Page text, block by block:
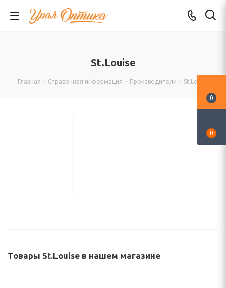
St.Louise
Главная - Справочная информация - Производители - St.Louise
Товары St.Louise в нашем магазине
0
0